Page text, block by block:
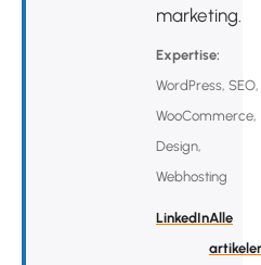
marketing.
Expertise:
WordPress, SEO,
WooCommerce,
Design,
Webhosting
LinkedInAlle